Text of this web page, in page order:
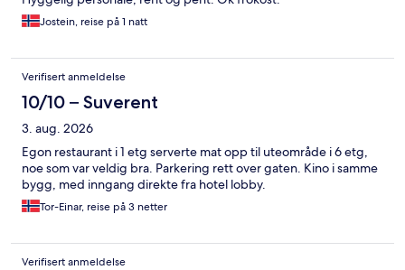
Jostein, reise på 1 natt
Verifisert anmeldelse
10/10 – Suverent
3. aug. 2026
Egon restaurant i 1 etg serverte mat opp til uteområde i 6 etg,
noe som var veldig bra. Parkering rett over gaten. Kino i samme
bygg, med inngang direkte fra hotel lobby.
Tor-Einar, reise på 3 netter
Verifisert anmeldelse